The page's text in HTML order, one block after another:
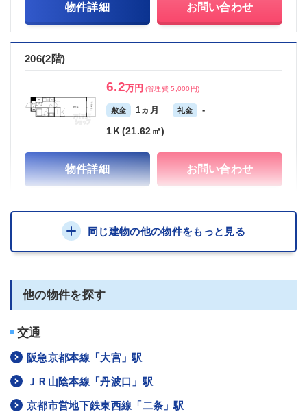
物件詳細 お問い合わせ
206(2階)
6.2万円 (管理費 5,000円)
敷金 1ヵ月 礼金 -
1Ｋ(21.62㎡)
物件詳細 お問い合わせ
同じ建物の他の物件をもっと見る
他の物件を探す
交通
阪急京都本線「大宮」駅
ＪＲ山陰本線「丹波口」駅
京都市営地下鉄東西線「二条」駅